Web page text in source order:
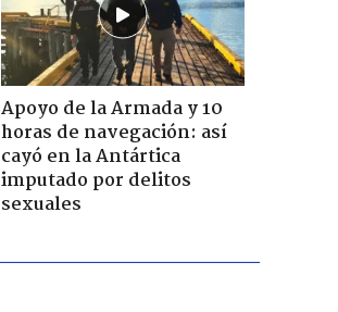
Apoyo de la Armada y 10
horas de navegación: así
cayó en la Antártica
imputado por delitos
sexuales